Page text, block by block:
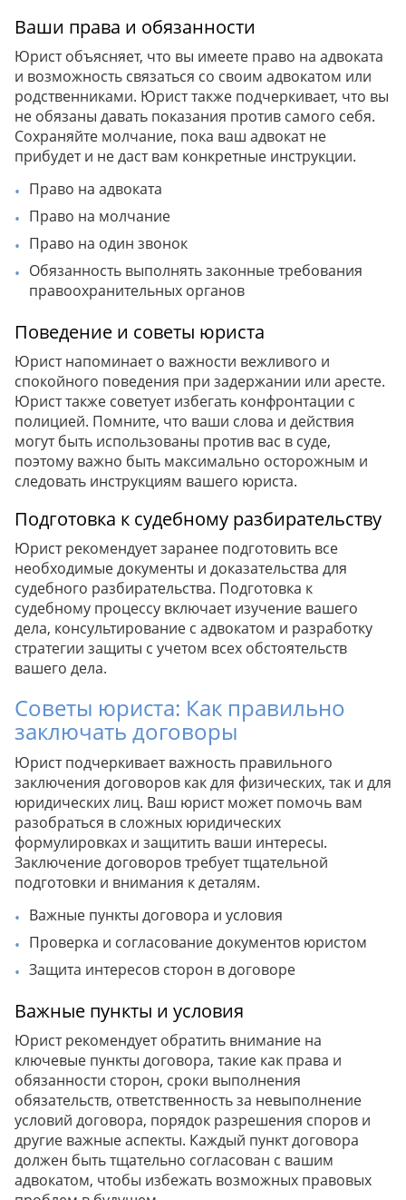
Ваши права и обязанности
Юрист объясняет, что вы имеете право на адвоката
и возможность связаться со своим адвокатом или
родственниками. Юрист также подчеркивает, что вы
не обязаны давать показания против самого себя.
Сохраняйте молчание, пока ваш адвокат не
прибудет и не даст вам конкретные инструкции.
Право на адвоката
Право на молчание
Право на один звонок
Обязанность выполнять законные требования
правоохранительных органов
Поведение и советы юриста
Юрист напоминает о важности вежливого и
спокойного поведения при задержании или аресте.
Юрист также советует избегать конфронтации с
полицией. Помните, что ваши слова и действия
могут быть использованы против вас в суде,
поэтому важно быть максимально осторожным и
следовать инструкциям вашего юриста.
Подготовка к судебному разбирательству
Юрист рекомендует заранее подготовить все
необходимые документы и доказательства для
судебного разбирательства. Подготовка к
судебному процессу включает изучение вашего
дела, консультирование с адвокатом и разработку
стратегии защиты с учетом всех обстоятельств
вашего дела.
Советы юриста: Как правильно
заключать договоры
Юрист подчеркивает важность правильного
заключения договоров как для физических, так и для
юридических лиц. Ваш юрист может помочь вам
разобраться в сложных юридических
формулировках и защитить ваши интересы.
Заключение договоров требует тщательной
подготовки и внимания к деталям.
Важные пункты договора и условия
Проверка и согласование документов юристом
Защита интересов сторон в договоре
Важные пункты и условия
Юрист рекомендует обратить внимание на
ключевые пункты договора, такие как права и
обязанности сторон, сроки выполнения
обязательств, ответственность за невыполнение
условий договора, порядок разрешения споров и
другие важные аспекты. Каждый пункт договора
должен быть тщательно согласован с вашим
адвокатом, чтобы избежать возможных правовых